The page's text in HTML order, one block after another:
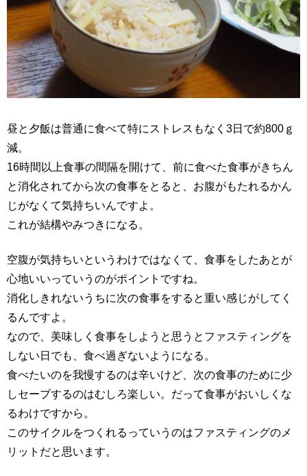
昼と夕飯は普通に食べて特にストレスもなく3日で約800ｇ
減。
16時間以上食事の間隔を開けて、前に食べた食事がきちん
と消化されてから次の食事をとると、お腹がもたれるかん
じがなくて気持ちいんですよ。
これが結構やみつきになる。
空腹が気持ちいというわけではなくて、食事をしたあとが
心地いいっていうのがポイントですね。
消化しきれないうちに次の食事をすると重い感じがしてく
るんですよ。
なので、美味しく食事をしようと思うとファスティングを
しない日でも、食べ過ぎないようになる。
食べたいのを我慢するのは辛いけど、次の食事のために少
しセーブするのはむしろ楽しい。だって食事がおいしくな
るわけですから。
このサイクルをつくれるっていうのはファスティングのメ
リットだと思います。